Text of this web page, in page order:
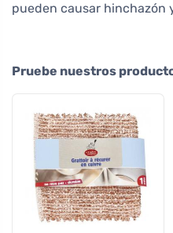
pueden causar hinchazón
Pruebe nuestros